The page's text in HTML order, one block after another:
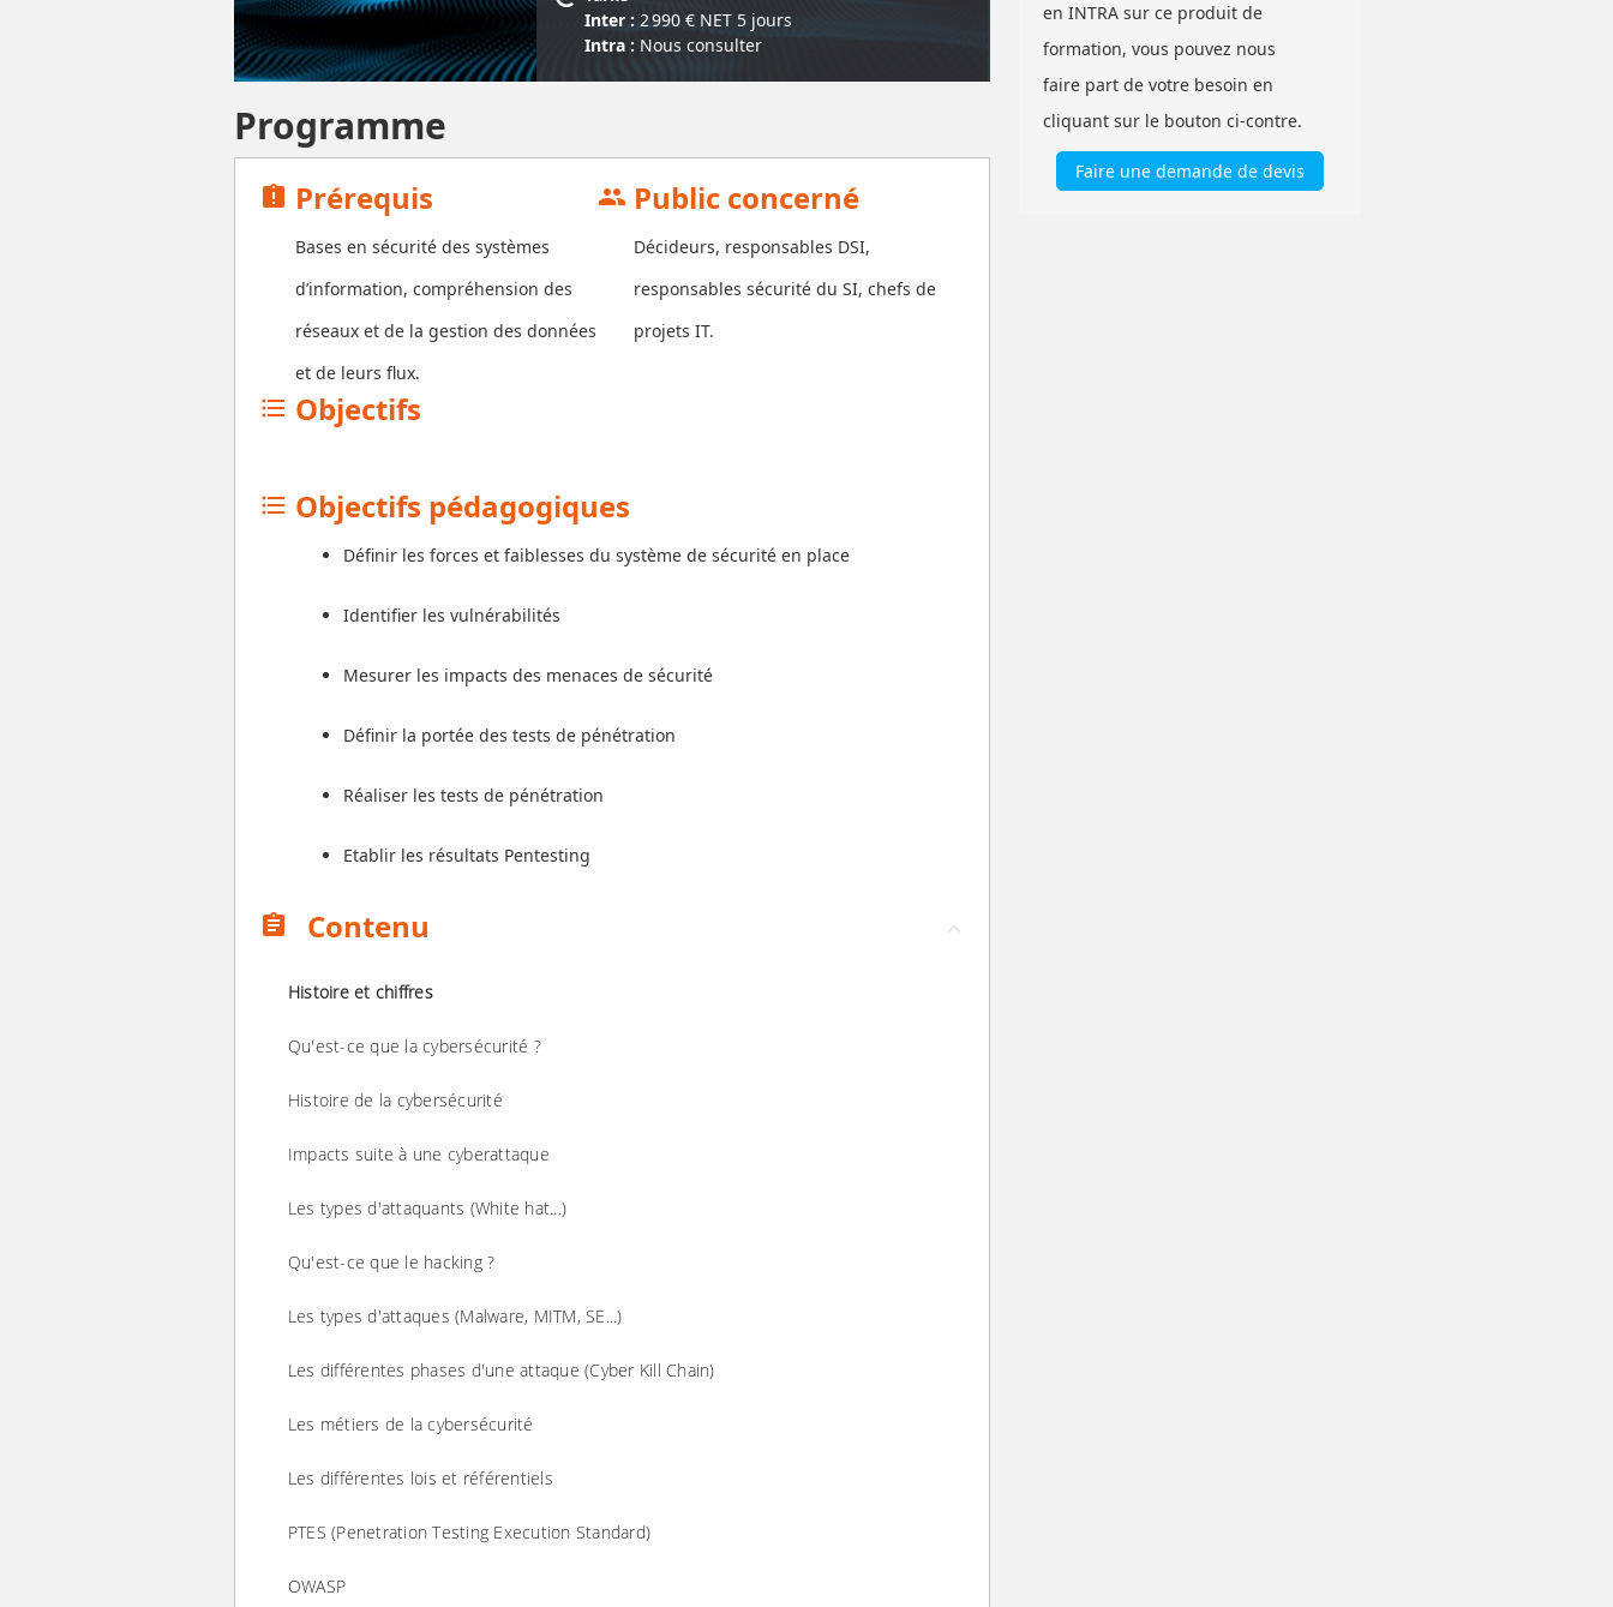
Inter : 2 990 € NET 5 jours
Intra : Nous consulter
Programme
assignment_late Prérequis
Bases en sécurité des systèmes
d’information, compréhension des
réseaux et de la gestion des données
et de leurs flux.
group Public concerné
Décideurs, responsables DSI,
responsables sécurité du SI, chefs de
projets IT.
format_list_bulleted Objectifs
format_list_bulleted Objectifs pédagogiques
Définir les forces et faiblesses du système de sécurité en place
Identifier les vulnérabilités
Mesurer les impacts des menaces de sécurité
Définir la portée des tests de pénétration
Réaliser les tests de pénétration
Etablir les résultats Pentesting
assignment Contenu
Histoire et chiffres
Qu'est-ce que la cybersécurité ?
Histoire de la cybersécurité
Impacts suite à une cyberattaque
Les types d'attaquants (White hat...)
Qu'est-ce que le hacking ?
Les types d'attaques (Malware, MITM, SE...)
Les différentes phases d'une attaque (Cyber Kill Chain)
Les métiers de la cybersécurité
Les différentes lois et référentiels
PTES (Penetration Testing Execution Standard)
OWASP
en INTRA sur ce produit de
formation, vous pouvez nous
faire part de votre besoin en
cliquant sur le bouton ci-contre.
Faire une demande de devis